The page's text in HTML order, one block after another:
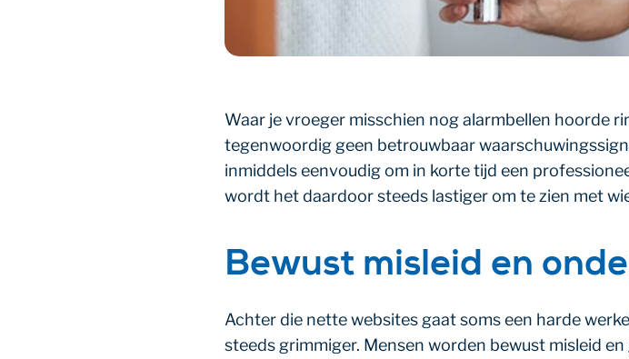
Waar je vroeger misschien nog alarmbellen hoorde
tegenwoordig geen betrouwbaar
inmiddels eenvoudig om in korte tijd een
wordt het daardoor steeds lastiger om te zien met
Bewust misleid en
Achter die nette websites gaat soms een harde
steeds grimmiger. Mensen worden bewust misleid